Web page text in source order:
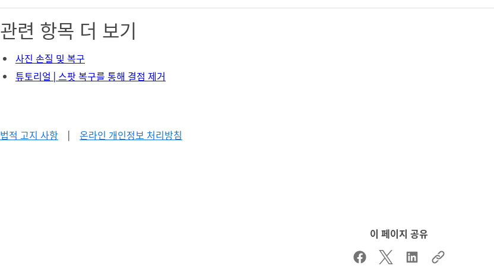
관련 항목 더 보기
사진 손질 및 복구
튜토리얼 | 스팟 복구를 통해 결점 제거
법적 고지 사항 | 온라인 개인정보 처리방침
이 페이지 공유